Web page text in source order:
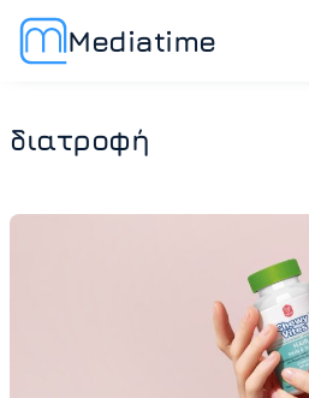
Mediatime
διατροφή